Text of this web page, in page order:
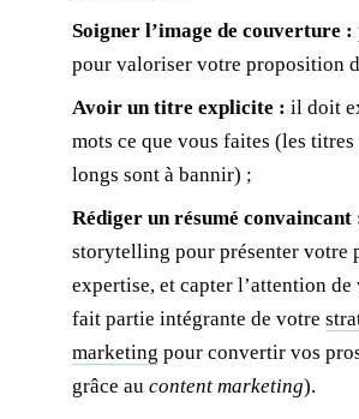
Soigner l’image de couverture :
pour valoriser votre proposition
Avoir un titre explicite : il doit
mots ce que vous faites (les
longs sont à bannir) ;
Rédiger un résumé convaincant
storytelling pour présenter votre
expertise, et capter l’attention
fait partie intégrante de votre
marketing pour convertir vos
grâce au content marketing).